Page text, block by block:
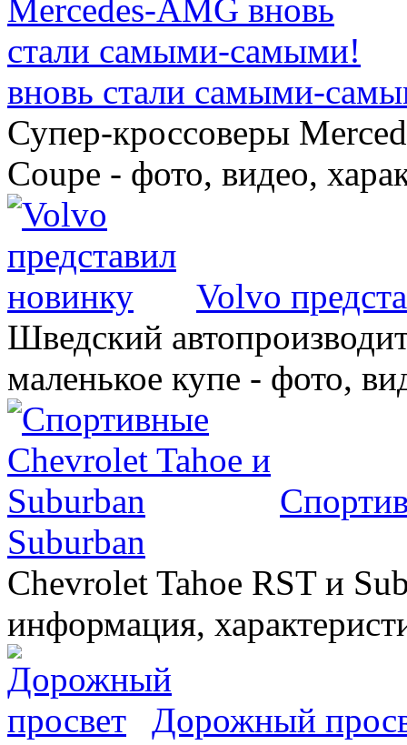
вновь стали самыми-
Супер-кроссоверы
Coupe - фото, видео,
Volvo
Шведский
маленькое купе - фото,
Suburban
Chevrolet Tahoe RST и
информация,
Дорожный